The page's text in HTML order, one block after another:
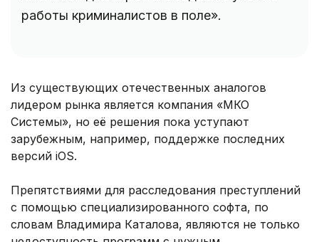
работы криминалистов в поле».
Из существующих отечественных аналогов
лидером рынка является компания «МКО
Системы», но её решения пока уступают
зарубежным, например, поддержке последних
версий iOS.
Препятствиями для расследования преступлений
с помощью специализированного софта, по
словам Владимира Каталова, являются не только